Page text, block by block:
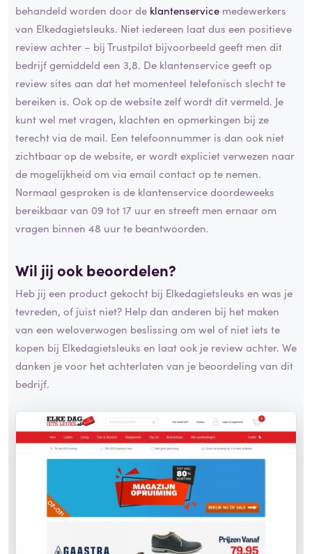
behandeld worden door de klantenservice medewerkers
van Elkedagietsleuks. Niet iedereen laat dus een positieve
review achter – bij Trustpilot bijvoorbeeld geeft men dit
bedrijf gemiddeld een 3,8. De klantenservice geeft op
review sites aan dat het momenteel telefonisch slecht te
bereiken is. Ook op de website zelf wordt dit vermeld. Je
kunt wel met vragen, klachten en opmerkingen bij ze
terecht via de mail. Een telefoonnummer is dan ook niet
zichtbaar op de website, er wordt expliciet verwezen naar
de mogelijkheid om via email contact op te nemen.
Normaal gesproken is de klantenservice doordeweeks
bereikbaar van 09 tot 17 uur en streeft men ernaar om
vragen binnen 48 uur te beantwoorden.
Wil jij ook beoordelen?
Heb jij een product gekocht bij Elkedagietsleuks en was je
tevreden, of juist niet? Help dan anderen bij het maken
van een weloverwogen beslissing om wel of niet iets te
kopen bij Elkedagietsleuks en laat ook je review achter. We
danken je voor het achterlaten van je beoordeling van dit
bedrijf.